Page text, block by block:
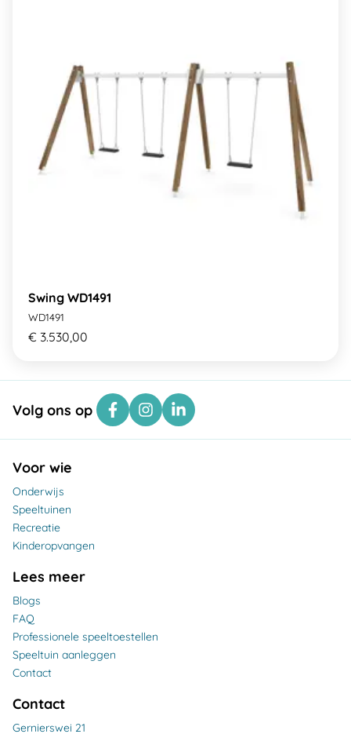
Swing WD1491
WD1491
€ 3.530,00
Volg ons op
Voor wie
Onderwijs
Speeltuinen
Recreatie
Kinderopvangen
Lees meer
Blogs
FAQ
Professionele speeltoestellen
Speeltuin aanleggen
Contact
Contact
Gernierswei 21